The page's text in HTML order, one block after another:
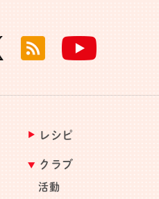
レシピ
クラブ
活動